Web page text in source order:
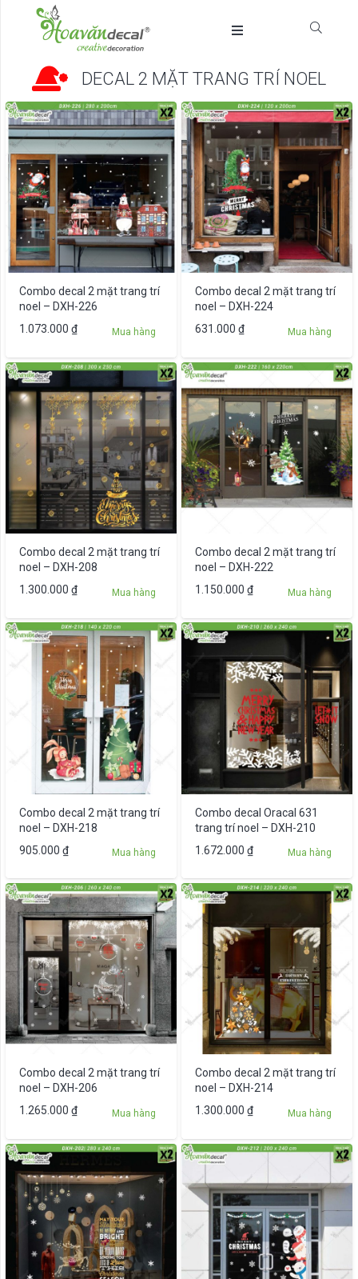
DECAL 2 MẶT TRANG TRÍ NOEL
Combo decal 2 mặt trang trí
noel – DXH-226
1.073.000 ₫ Mua hàng
Combo decal 2 mặt trang trí
noel – DXH-224
631.000 ₫ Mua hàng
Combo decal 2 mặt trang trí
noel – DXH-208
1.300.000 ₫ Mua hàng
Combo decal 2 mặt trang trí
noel – DXH-222
1.150.000 ₫ Mua hàng
Combo decal 2 mặt trang trí
noel – DXH-218
905.000 ₫ Mua hàng
Combo decal Oracal 631
trang trí noel – DXH-210
1.672.000 ₫ Mua hàng
Combo decal 2 mặt trang trí
noel – DXH-206
1.265.000 ₫ Mua hàng
Combo decal 2 mặt trang trí
noel – DXH-214
1.300.000 ₫ Mua hàng